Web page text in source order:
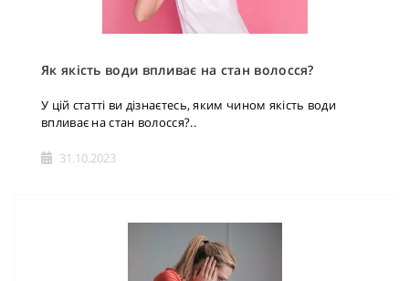
Як якість води впливає на стан волосся?
У цій статті ви дізнаєтесь, яким чином якість води
впливає на стан волосся?..
31.10.2023